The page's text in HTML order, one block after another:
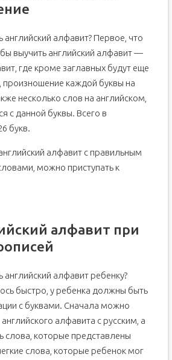
английский алфавит? Первое, что
выучить английский алфавит —
где кроме заглавных будут еще
произношение каждой буквы на
несколько слов на английском,
с данной буквы. Всего в
букв.
алфавит с правильным
можно приступать к
алфавит при
английский алфавит ребенку?
быстро, у ребенка должны быть
с буквами. Сначала можно
алфавита с русским, а
слова, которые представлены
слова, которые ребенок мог